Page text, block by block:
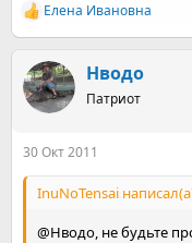
Р
е
к
ц
и
Елена Ивановна
Нводо
Патриот
30 Окт 2011
InuNoTensai
@Нводо, не будьте